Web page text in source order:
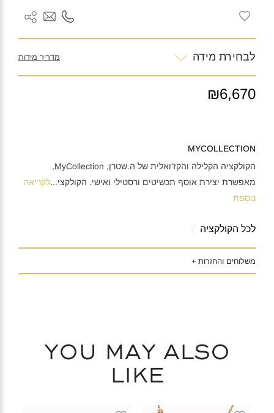
לבחירת מידה מדריך מידות
₪6,670
MYCOLLECTION
הקולקציה הקלילה והקז'ואלית של ה.שטרן, MyCollection,
מאפשרת יצירת אוסף תכשיטים ורסטילי ואישי. הקולקצי...לקריאה
נוספת
לכל הקולקציה
משלוחים והחזרות +
You may also
like